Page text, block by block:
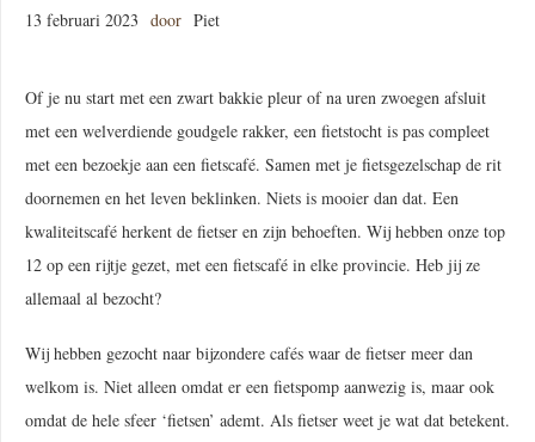
13 februari 2023 door Piet
Of je nu start met een zwart bakkie pleur of na uren zwoegen afsluit
met een welverdiende goudgele rakker, een fietstocht is pas compleet
met een bezoekje aan een fietscafé. Samen met je fietsgezelschap de rit
doornemen en het leven beklinken. Niets is mooier dan dat. Een
kwaliteitscafé herkent de fietser en zijn behoeften. Wij hebben onze top
12 op een rijtje gezet, met een fietscafé in elke provincie. Heb jij ze
allemaal al bezocht?
Wij hebben gezocht naar bijzondere cafés waar de fietser meer dan
welkom is. Niet alleen omdat er een fietspomp aanwezig is, maar ook
omdat de hele sfeer ‘fietsen’ ademt. Als fietser weet je wat dat betekent.